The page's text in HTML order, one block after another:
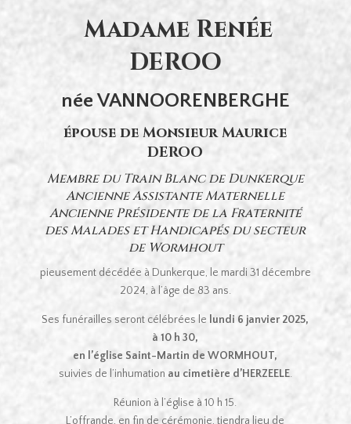
Madame Renée
DEROO
née VANNOORENBERGHE
épouse de Monsieur Maurice
DEROO
Membre du Train Blanc de Dunkerque
Ancienne Assistante Maternelle
Ancienne Présidente de la Fraternité
des Malades et Handicapés du secteur
de Wormhout
pieusement décédée à Dunkerque, le mardi 31 décembre
2024, à l’âge de 83 ans.
Ses funérailles seront célébrées le lundi 6 janvier 2025,
à 10 h 30,
en l’église Saint-Martin de WORMHOUT,
suivies de l’inhumation au cimetière d’HERZEELE.
Réunion à l’église à 10 h 15.
L’offrande, en fin de cérémonie, tiendra lieu de